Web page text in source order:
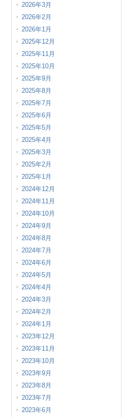
2026年3月
2026年2月
2026年1月
2025年12月
2025年11月
2025年10月
2025年9月
2025年8月
2025年7月
2025年6月
2025年5月
2025年4月
2025年3月
2025年2月
2025年1月
2024年12月
2024年11月
2024年10月
2024年9月
2024年8月
2024年7月
2024年6月
2024年5月
2024年4月
2024年3月
2024年2月
2024年1月
2023年12月
2023年11月
2023年10月
2023年9月
2023年8月
2023年7月
2023年6月